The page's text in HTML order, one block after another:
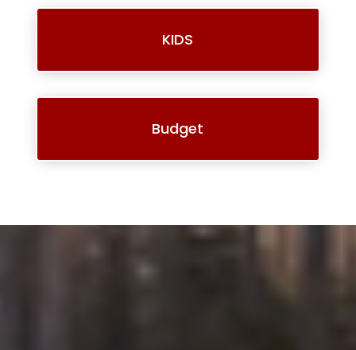
KIDS
Budget